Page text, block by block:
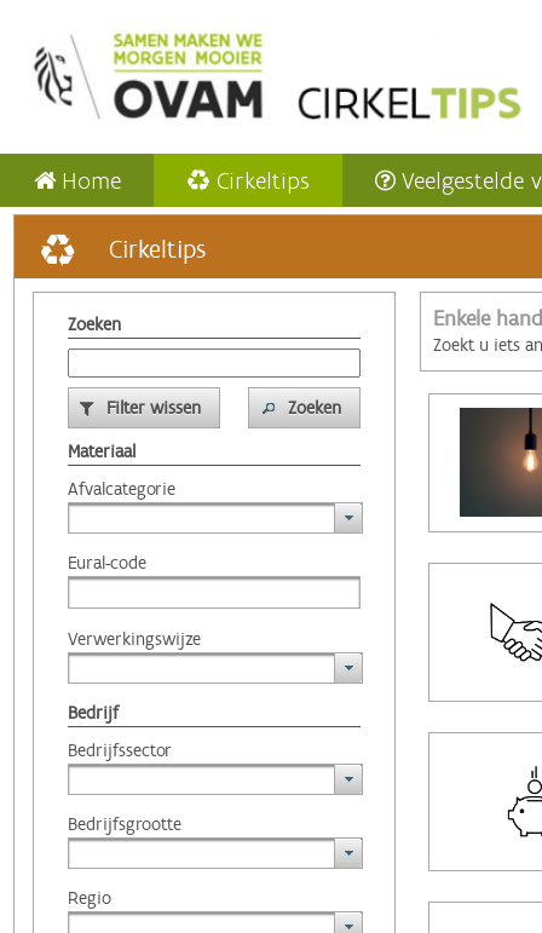
Home Cirkeltips Veelgestelde
Cirkeltips
Zoeken
Filter wissen
Zoeken
Materiaal
Afvalcategorie
Eural-code
Verwerkingswijze
Bedrijf
Bedrijfssector
Bedrijfsgrootte
Regio
Enkele
Zoekt u iets